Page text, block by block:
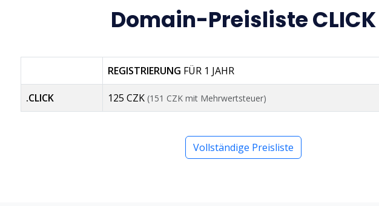
Domain-Preisliste CLICK
REGISTRIERUNG FÜR 1 JAHR
.CLICK 125 CZK (151 CZK mit Mehrwertsteuer)
Vollständige Preisliste